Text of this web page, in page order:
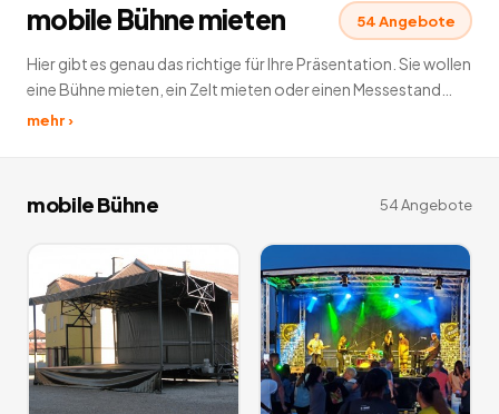
mobile Bühne mieten 54Angebote
Hier gibt es genau das richtige für Ihre Präsentation. Sie wollen
eine Bühne mieten, ein Zelt mieten oder einen Messestand
mieten? Ihre Kunden werden davon sicherlich angezogen. So
mehr ›
mobile Bühne 54Angebote